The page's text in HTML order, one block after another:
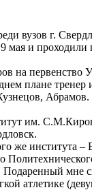
вузов г.
мая и проходили
на первенство
плане тренер
им.
же института –
Подаренный мне
атлетике